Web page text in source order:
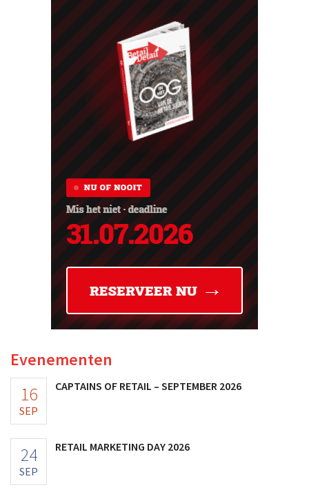
Evenementen
16
SEP
CAPTAINS OF RETAIL – SEPTEMBER 2026
24
SEP
RETAIL MARKETING DAY 2026